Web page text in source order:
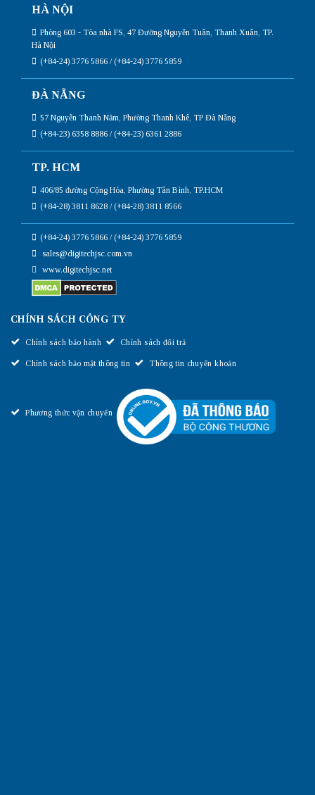
HÀ NỘI
Phòng 603 - Tòa nhà FS, 47 Đường Nguyễn Tuân, Thanh Xuân, TP.
Hà Nội
(+84-24) 3776 5866 / (+84-24) 3776 5859
ĐÀ NẴNG
57 Nguyễn Thanh Năm, Phường Thanh Khê, TP Đà Nẵng
(+84-23) 6358 8886 / (+84-23) 6361 2886
TP. HCM
406/85 đường Cộng Hòa, Phường Tân Bình, TP.HCM
(+84-28) 3811 8628 / (+84-28) 3811 8566
(+84-24) 3776 5866 / (+84-24) 3776 5859
sales@digitechjsc.com.vn
www.digitechjsc.net
CHÍNH SÁCH CÔNG TY
Chính sách bảo hành Chính sách đổi trả
Chính sách bảo mật thông tin Thông tin chuyển khoản
Phương thức vận chuyển